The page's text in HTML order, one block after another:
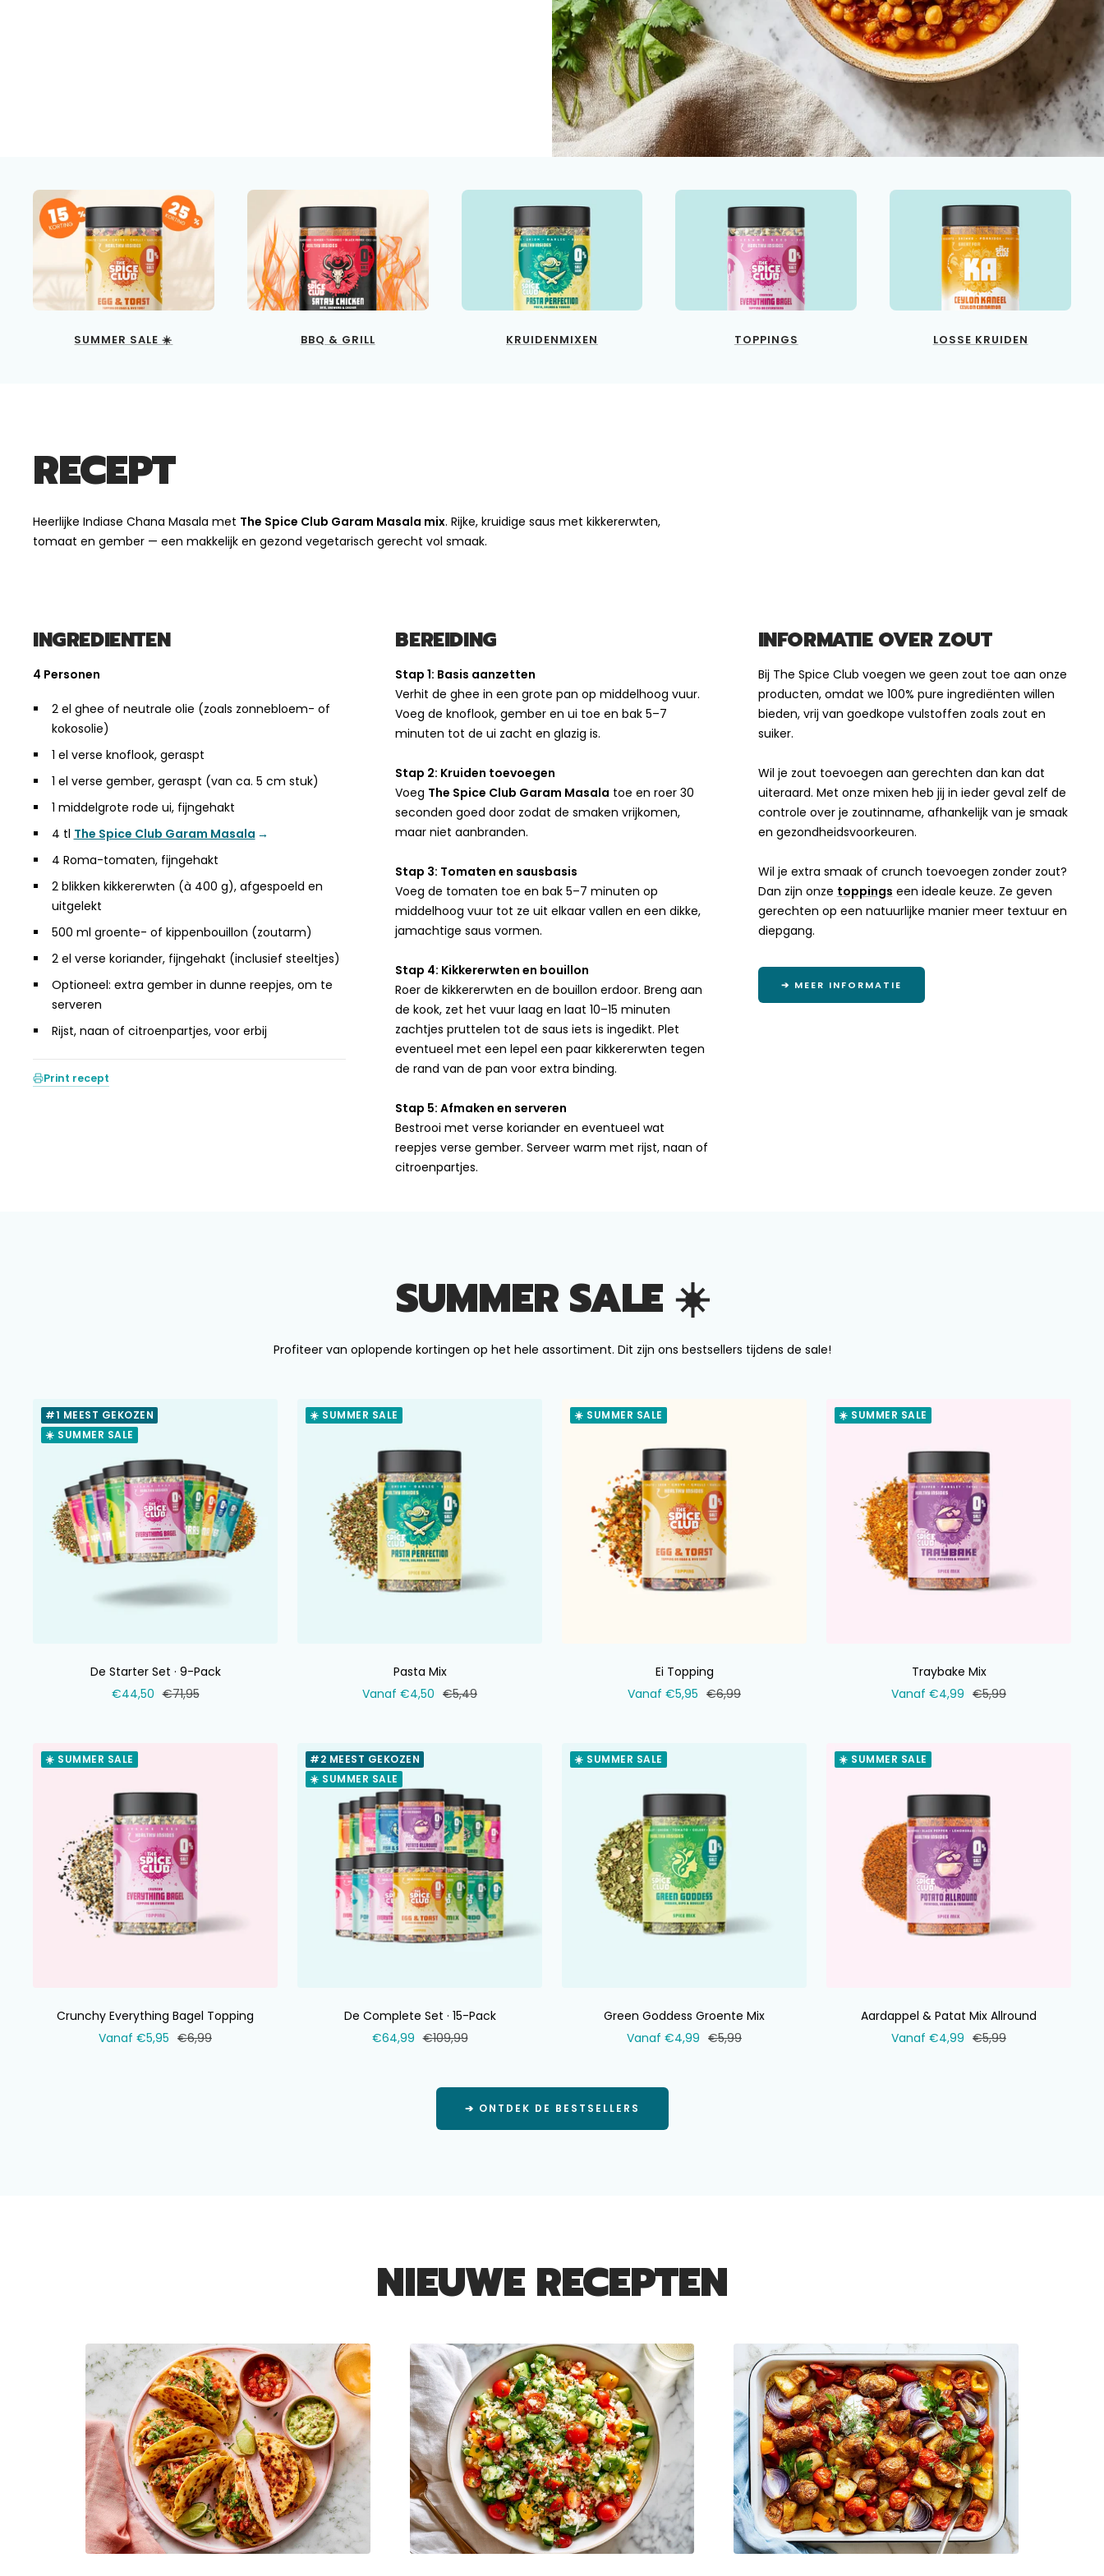
SUMMER SALE ☀️ BBQ & GRILL KRUIDENMIXEN TOPPINGS LOSSE KRUIDEN
RECEPT
Heerlijke Indiase Chana Masala met The Spice Club Garam Masala mix. Rijke, kruidige saus met kikkererwten,
tomaat en gember — een makkelijk en gezond vegetarisch gerecht vol smaak.
INGREDIENTEN
4 Personen
2 el ghee of neutrale olie (zoals zonnebloem- of
kokosolie)
1 el verse knoflook, geraspt
1 el verse gember, geraspt (van ca. 5 cm stuk)
1 middelgrote rode ui, fijngehakt
4 tl The Spice Club Garam Masala
4 Roma-tomaten, fijngehakt
2 blikken kikkererwten (à 400 g), afgespoeld en
uitgelekt
500 ml groente- of kippenbouillon (zoutarm)
2 el verse koriander, fijngehakt (inclusief steeltjes)
Optioneel: extra gember in dunne reepjes, om te
serveren
Rijst, naan of citroenpartjes, voor erbij
Print recept
BEREIDING
Stap 1: Basis aanzetten
Verhit de ghee in een grote pan op middelhoog vuur.
Voeg de knoflook, gember en ui toe en bak 5–7
minuten tot de ui zacht en glazig is.
Stap 2: Kruiden toevoegen
Voeg The Spice Club Garam Masala toe en roer 30
seconden goed door zodat de smaken vrijkomen,
maar niet aanbranden.
Stap 3: Tomaten en sausbasis
Voeg de tomaten toe en bak 5–7 minuten op
middelhoog vuur tot ze uit elkaar vallen en een dikke,
jamachtige saus vormen.
Stap 4: Kikkererwten en bouillon
Roer de kikkererwten en de bouillon erdoor. Breng aan
de kook, zet het vuur laag en laat 10–15 minuten
zachtjes pruttelen tot de saus iets is ingedikt. Plet
eventueel met een lepel een paar kikkererwten tegen
de rand van de pan voor extra binding.
Stap 5: Afmaken en serveren
Bestrooi met verse koriander en eventueel wat
reepjes verse gember. Serveer warm met rijst, naan of
citroenpartjes.
INFORMATIE OVER ZOUT
Bij The Spice Club voegen we geen zout toe aan onze
producten, omdat we 100% pure ingrediënten willen
bieden, vrij van goedkope vulstoffen zoals zout en
suiker.
Wil je zout toevoegen aan gerechten dan kan dat
uiteraard. Met onze mixen heb jij in ieder geval zelf de
controle over je zoutinname, afhankelijk van je smaak
en gezondheidsvoorkeuren.
Wil je extra smaak of crunch toevoegen zonder zout?
Dan zijn onze toppings een ideale keuze. Ze geven
gerechten op een natuurlijke manier meer textuur en
diepgang.
➔ MEER INFORMATIE
SUMMER SALE ☀️
Profiteer van oplopende kortingen op het hele assortiment. Dit zijn ons bestsellers tijdens de sale!
#1 MEEST GEKOZEN
☀️ SUMMER SALE
De Starter Set · 9-Pack
Verkoopprijs
€44,50 Normale
€71,95
☀️ SUMMER SALE
Pasta Mix
Verkoopprijs
Vanaf €4,50 Normale
€5,49
☀️ SUMMER SALE
Ei Topping
Verkoopprijs
Vanaf €5,95 Normale
€6,99
☀️ SUMMER SALE
Traybake Mix
Verkoopprijs
Vanaf €4,99 Normale
€5,99
☀️ SUMMER SALE
Crunchy Everything Bagel Topping
Verkoopprijs
Vanaf €5,95 Normale
€6,99
#2 MEEST GEKOZEN
☀️ SUMMER SALE
De Complete Set · 15-Pack
Verkoopprijs
€64,99 Normale
€109,99
☀️ SUMMER SALE
Green Goddess Groente Mix
Verkoopprijs
Vanaf €4,99 Normale
€5,99
☀️ SUMMER SALE
Aardappel & Patat Mix Allround
Verkoopprijs
Vanaf €4,99 Normale
€5,99
➔ ONTDEK DE BESTSELLERS
NIEUWE RECEPTEN